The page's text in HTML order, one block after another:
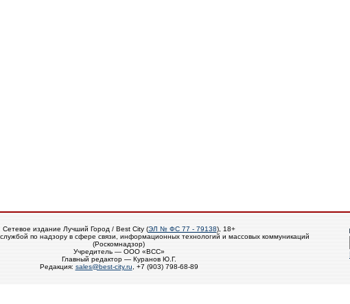
Сетевое издание Лучший Город / Best City (ЭЛ № ФС 77 - 79138), 18+
по надзору в сфере связи, информационных технологий и массовых коммуникаций
(Роскомнадзор)
Учредитель — ООО «ВСС»
Главный редактор — Куранов Ю.Г.
Редакция: sales@best-city.ru , +7 (903) 798-68-89